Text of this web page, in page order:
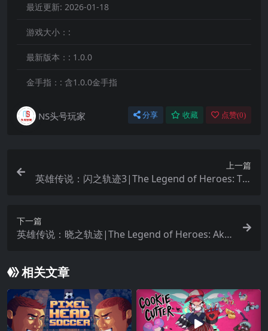
最近更新: 2026-01-18
游戏大小：:
最新版本：: 1.0.0
金手指：: 含1.0.0金手指
NS头号玩家 分享 收藏 点赞(0)
上一篇
英雄传说：闪之轨迹3|The Legend of Heroes: Tra
下一篇
英雄传说：晓之轨迹|The Legend of Heroes: Akat
相关文章